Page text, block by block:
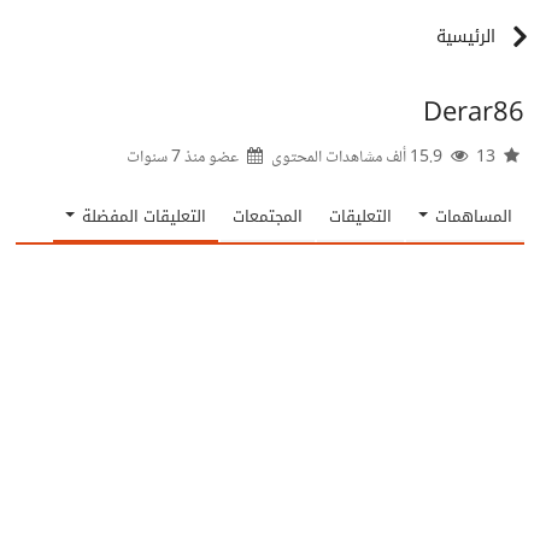
الرئيسية
Derar86
عضو منذ7 سنوات
المساهمات التعليقات المجتمعات التعليقات المفضلة